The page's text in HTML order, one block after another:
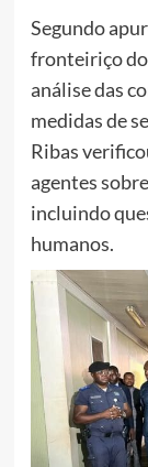
Segundo
fronteiriço
análise das
medidas de
Ribas
agentes
incluindo
humanos.